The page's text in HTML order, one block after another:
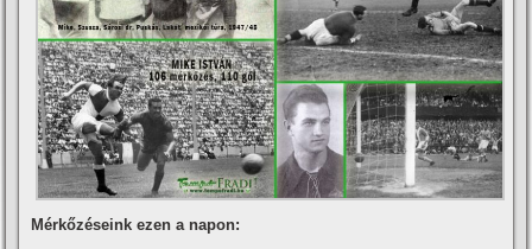
Mérkőzéseink ezen a napon: